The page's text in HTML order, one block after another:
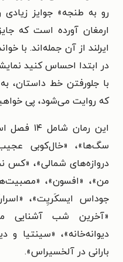
رو به طنجه» جوایز زیادی
ارمغان آورده است که
ایرلند از آن جمله‌اند. با
در ابتدا احساس کنید
با جلورفتن خط داستان،
که روایت می‌شود، پی
این رمان شامل ۱۴ فصل است که عبارت‌اند از
سگ‌ها»، «خال‌کوبی
دروازه‌های شمالی»، «کس
من»، «افسون»،
جوداس ایسکَریِت»،
«آخرین شب آشنایی
دیوانه‌خانه»، «سینتیا
بارانی در آلخسیراس».